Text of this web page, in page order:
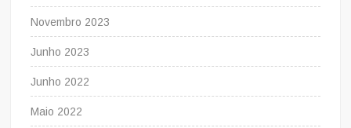
Novembro 2023
Junho 2023
Junho 2022
Maio 2022